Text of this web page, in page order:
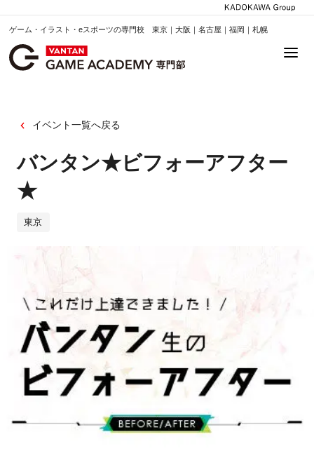
ゲーム・イラスト・eスポーツの専門校 東京｜大阪｜名古屋｜福岡｜札幌
イベント一覧へ戻る
バンタン★ビフォーアフター
★
東京